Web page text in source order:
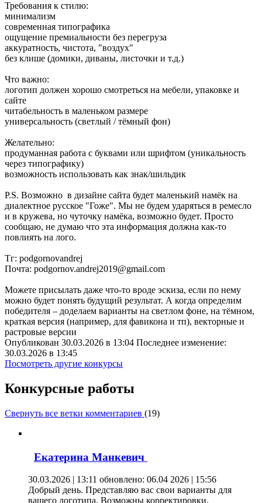
Требования к стилю:
минимализм
современная типографика
ощущение премиальности без перегруза
аккуратность, чистота, "воздух"
без клише (домики, диваны, листочки и т.д.)
Что важно:
логотип должен хорошо смотреться на мебели, упаковке и
сайте
читабельность в маленьком размере
универсальность (светлый / тёмный фон)
Желательно:
продуманная работа с буквами или шрифтом (уникальность
через типографику)
возможность использовать как знак/шильдик
P.S. Возможно в дизайне сайта будет маленький намёк на
диалектное русское "Гоже". Мы не будем ударяться в ремесло
и в кружева, но чуточку намёка, возможно будет. Просто
сообщаю, не думаю что эта информация должна как-то
повлиять на лого.
Тг: podgornovandrej
Почта: podgornov.andrej2019@gmail.com
Можете присылать даже что-то вроде эскиза, если по нему
можно будет понять будущий результат. А когда определим
победителя – доделаем варианты на светлом фоне, на тёмном,
краткая версия (например, для фавикона и тп), векторные и
растровые версии
Опубликован 30.03.2026 в 13:04 Последнее изменение:
30.03.2026 в 13:45
Посмотреть другие конкурсы
Конкурсные работы
Свернуть все ветки комментариев (19)
Екатерина Манкевич
30.03.2026 | 13:11 обновлено: 06.04 2026 | 15:56
Добрый день. Представляю вас свои варианты для
вашего логотипа. Возможны корректировки.